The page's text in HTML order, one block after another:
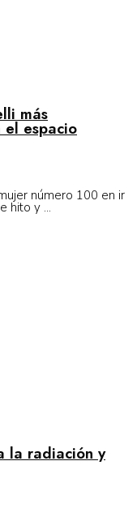
más
el espacio
número 100 en ir
hito y ...
la radiación y